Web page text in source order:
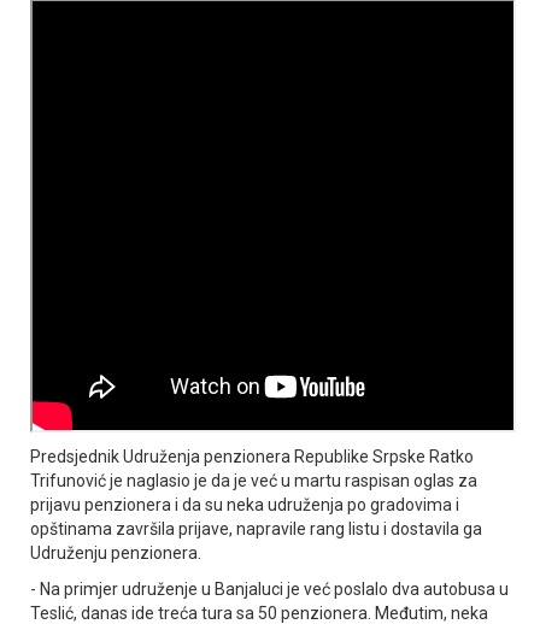
Predsjednik Udruženja penzionera Republike Srpske Ratko
Trifunović je naglasio je da je već u martu raspisan oglas za
prijavu penzionera i da su neka udruženja po gradovima i
opštinama završila prijave, napravile rang listu i dostavila ga
Udruženju penzionera.
- Na primjer udruženje u Banjaluci je već poslalo dva autobusa u
Teslić, danas ide treća tura sa 50 penzionera. Međutim, neka